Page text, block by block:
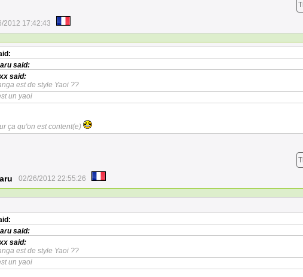
2012 17:42:43
said:
said:
est de style Yaoi ??
un yaoi
ça qu'on est content(e)
02/26/2012 22:55:26
said:
said:
est de style Yaoi ??
un yaoi